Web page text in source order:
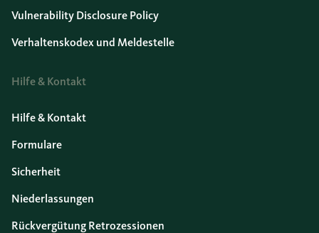
Vulnerability Disclosure Policy
Verhaltenskodex und Meldestelle
Hilfe & Kontakt
Hilfe & Kontakt
Formulare
Sicherheit
Niederlassungen
Rückvergütung Retrozessionen